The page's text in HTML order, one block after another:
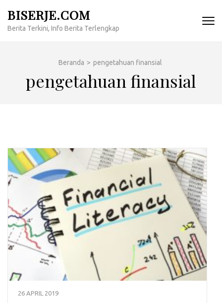
konten
BISERJE.COM
Berita Terkini, Info Berita Terlengkap
Beranda > pengetahuan finansial
pengetahuan finansial
26 APRIL 2019